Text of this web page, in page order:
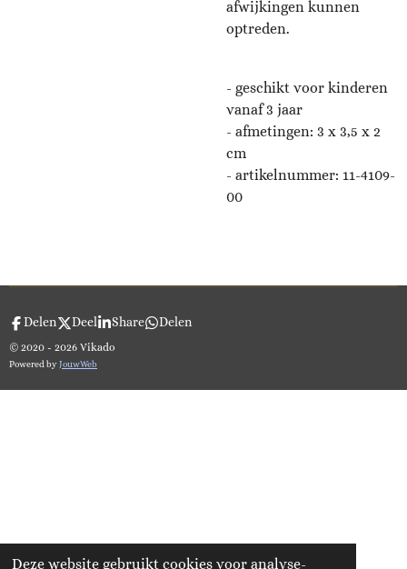
Deze website gebruikt cookies voor analyse-
afwijkingen kunnen
optreden.
- geschikt voor kinderen
vanaf 3 jaar
- afmetingen: 3 x 3,5 x 2
cm
- artikelnummer: 11-4109-
00
Delen Deel Share Delen
© 2020 - 2026 Vikado
Powered byJouwWeb